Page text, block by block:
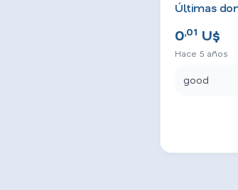
Últimas
0,01 U$
Hace 5 años
good